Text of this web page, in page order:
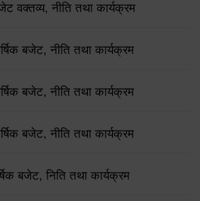
नीति तथा कार्यक्रम
बजेट, नीति तथा कार्यक्रम
बजेट, नीति तथा कार्यक्रम
बजेट, नीति तथा कार्यक्रम
बजेट, निति तथा कार्यक्रम